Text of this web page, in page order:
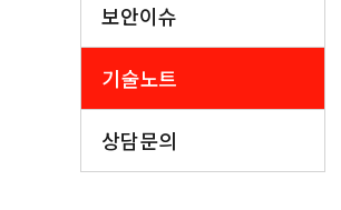
보안이슈
기술노트
상담문의